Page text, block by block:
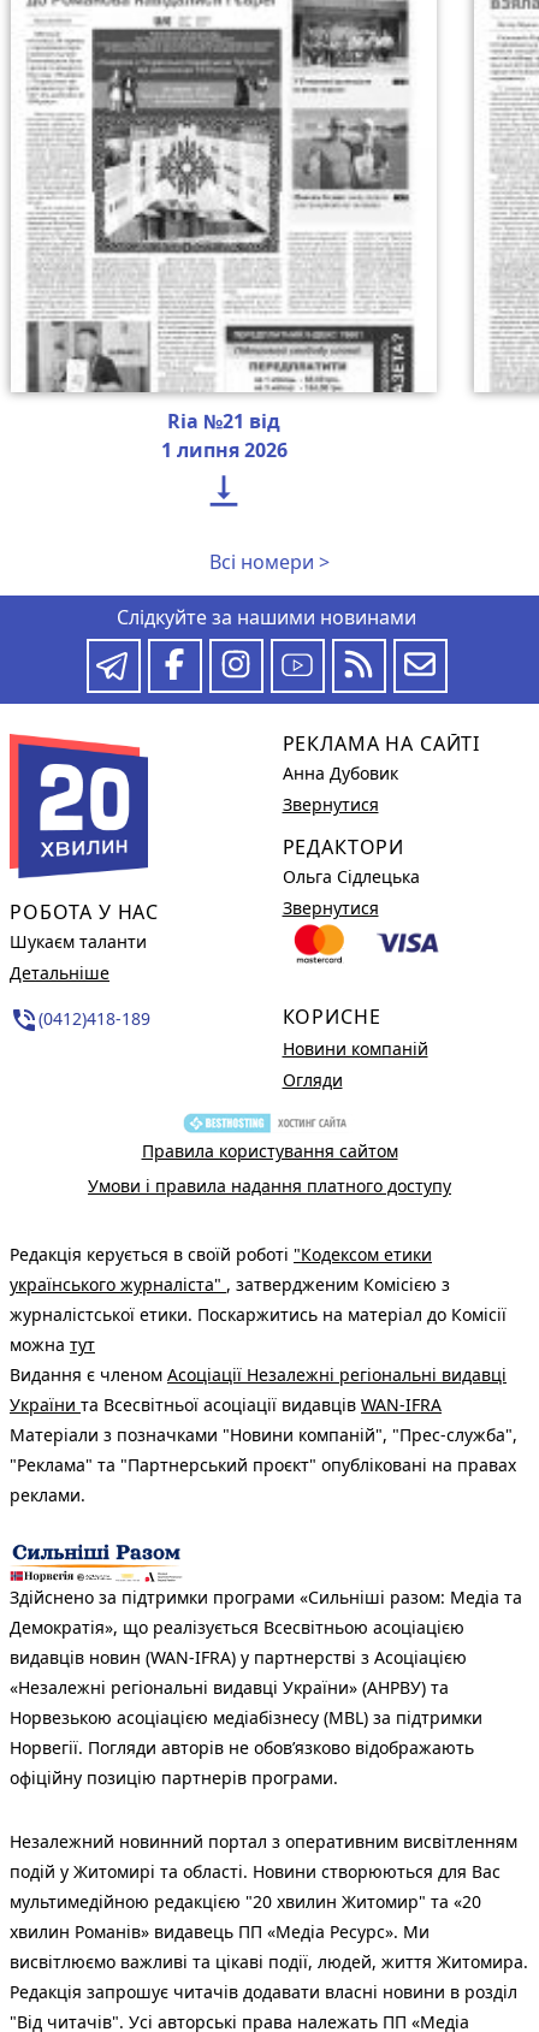
Ria №21 від
1 липня 2026

Всі номери >
Слідкуйте за нашими новинами
РОБОТА У НАС
Шукаєм таланти
Детальніше
phone_in_talk(0412)418-189
РЕКЛАМА НА САЙТІ
Анна Дубовик
Звернутися
РЕДАКТОРИ
Ольга Сідлецька
Звернутися
КОРИСНЕ
Новини компаній
Огляди
Правила користування сайтом
Умови і правила надання платного доступу
Редакція керується в своїй роботі "Кодексом етики
українського журналіста" , затвердженим Комісією з
журналістської етики. Поскаржитись на матеріал до Комісії
можна тут
Видання є членом Асоціації Незалежні регіональні видавці
України та Всесвітньої асоціації видавців WAN-IFRA
Матеріали з позначками "Новини компаній", "Прес-служба",
"Реклама" та "Партнерський проєкт" опубліковані на правах
реклами.
Здійснено за підтримки програми «Сильніші разом: Медіа та
Демократія», що реалізується Всесвітньою асоціацією
видавців новин (WAN-IFRA) у партнерстві з Асоціацією
«Незалежні регіональні видавці України» (АНРВУ) та
Норвезькою асоціацією медіабізнесу (MBL) за підтримки
Норвегії. Погляди авторів не обов’язково відображають
офіційну позицію партнерів програми.
Незалежний новинний портал з оперативним висвітленням
подій у Житомирі та області. Новини створюються для Вас
мультимедійною редакцією "20 хвилин Житомир" та «20
хвилин Романів» видавець ПП «Медіа Ресурс». Ми
висвітлюємо важливі та цікаві події, людей, життя Житомира.
Редакція запрошує читачів додавати власні новини в розділ
"Від читачів". Усі авторські права належать ПП «Медіа